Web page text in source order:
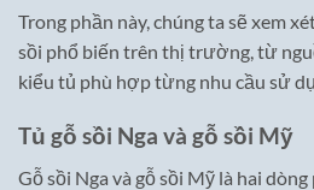
Trong phần này, chúng ta sẽ xem
sồi phổ biến trên thị trường, từ
kiểu tủ phù hợp từng nhu cầu sử
Tủ gỗ sồi Nga và gỗ sồi Mỹ
Gỗ sồi Nga và gỗ sồi Mỹ là hai